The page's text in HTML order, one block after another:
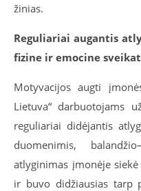
žinias.
Reguliariai augantis
fizine ir emocine
Motyvacijos augti
Lietuva“ darbuotojams
reguliariai didėjantis
duomenimis,
atlyginimas įmonėje
ir buvo didžiausias tarp